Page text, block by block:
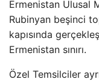
Ermenistan Ulusal
Rubinyan beşinci
kapısında
Ermenistan sınırı.
Özel Temsilciler